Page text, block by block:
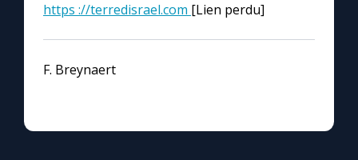
https ://terredisrael.com [Lien perdu]
F. Breynaert